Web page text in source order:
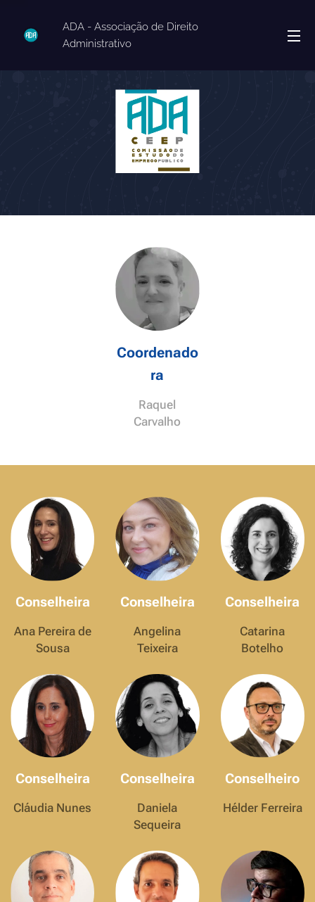
ADA - Associação de Direito
Administrativo
Coordenado
ra
Raquel
Carvalho
Conselheira
Ana Pereira de
Sousa
Conselheira
Angelina
Teixeira
Conselheira
Catarina
Botelho
Conselheira
Cláudia Nunes
Conselheira
Daniela
Sequeira
Conselheiro
Hélder Ferreira